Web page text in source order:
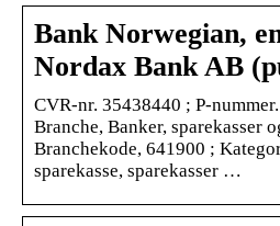
Bank Norwegian,
Nordax Bank AB
CVR-nr. 35438440 ; P-
Branche, Banker, sparekasser
Branchekode, 641900 ;
sparekasse, sparekasser …